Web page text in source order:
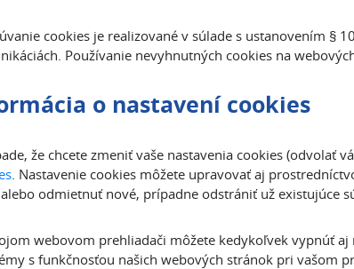
cookies je realizované v súlade s ustanovením §
Používanie nevyhnutných cookies na
o nastavení cookies
že chcete zmeniť vaše nastavenia cookies (odvolať
. Nastavenie cookies môžete upravovať aj
odmietnuť nové, prípadne odstrániť už existujúce
webovom prehliadači môžete kedykoľvek vypnúť
s funkčnosťou našich webových stránok pri vašom